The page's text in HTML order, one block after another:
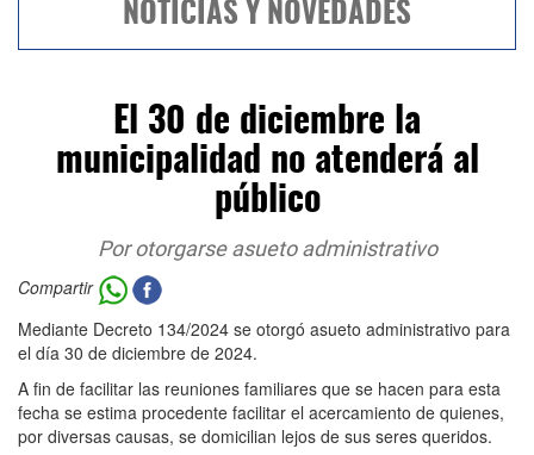
NOTICIAS Y NOVEDADES
El 30 de diciembre la
municipalidad no atenderá al
público
Por otorgarse asueto administrativo
Compartir
Mediante Decreto 134/2024 se otorgó asueto administrativo para
el día 30 de diciembre de 2024.
A fin de facilitar las reuniones familiares que se hacen para esta
fecha se estima procedente facilitar el acercamiento de quienes,
por diversas causas, se domicilian lejos de sus seres queridos.